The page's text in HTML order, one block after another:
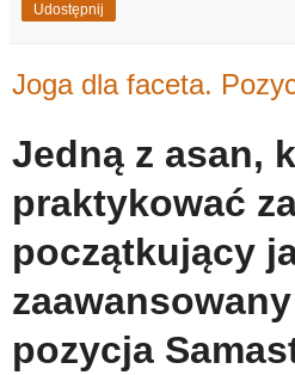
Udostępnij
Joga dla faceta.
Jedną z asan,
praktykować
początkujący
pozycja